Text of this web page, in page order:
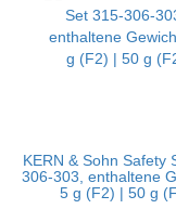
KERN & Sohn Safety
306-303, enthaltene
5 g (F2) | 50 g